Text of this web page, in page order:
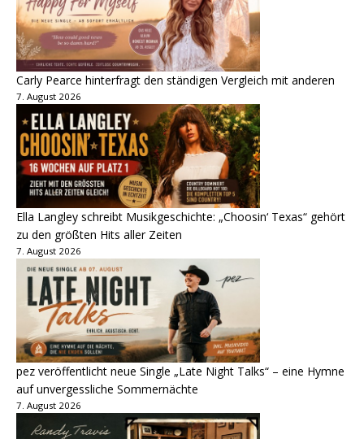
Carly Pearce hinterfragt den ständigen Vergleich mit anderen
7. August 2026
Ella Langley schreibt Musikgeschichte: „Choosin‘ Texas“ gehört
zu den größten Hits aller Zeiten
7. August 2026
pez veröffentlicht neue Single „Late Night Talks“ – eine Hymne
auf unvergessliche Sommernächte
7. August 2026